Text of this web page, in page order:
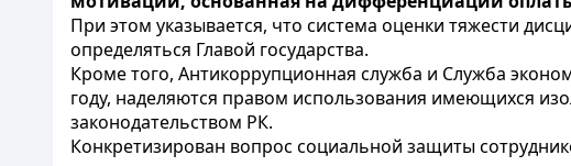
При этом указывается, что система оценки тяжести
определяться Главой государства.
Кроме того, Антикоррупционная служба и Служба
году, наделяются правом использования имеющихся
законодательством РК.
Конкретизирован вопрос социальной защиты